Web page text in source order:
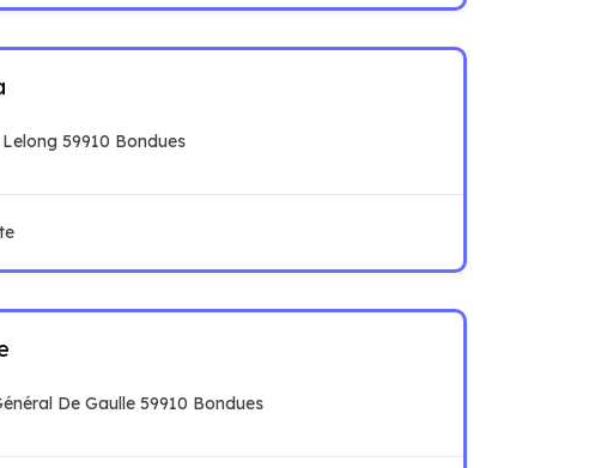
59910 Bondues
De Gaulle 59910 Bondues